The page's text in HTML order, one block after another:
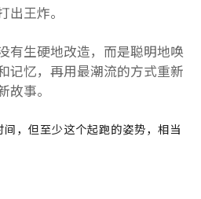
王炸。
有生硬地改造，而是聪明地唤
记忆，再用最潮流的方式重新
事。
，但至少这个起跑的姿势，相当